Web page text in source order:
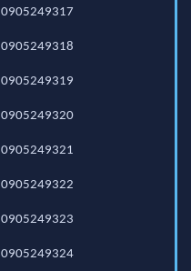
0905249317
0905249318
0905249319
0905249320
0905249321
0905249322
0905249323
0905249324